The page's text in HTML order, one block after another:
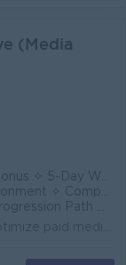
(Media
Activities / Company Trips
✧ Creative & Dynamic Work Culture
✧ Company-Supported Training & Professional Development